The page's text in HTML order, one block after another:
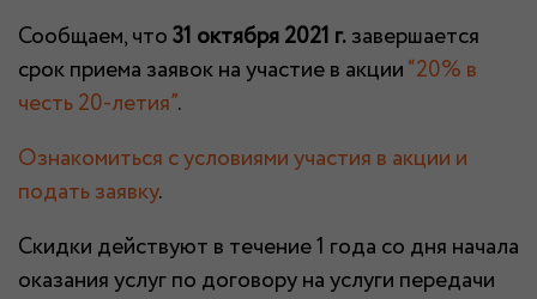
Сообщаем, что31 октября 2021 г.завершается
срок приема заявок на участие в акции“20% в
честь 20-летия”.
Ознакомиться с условиями участия в акции и
подать заявку.
Скидки действуют в течение 1 года со дня начала
оказания услуг по договору на услуги передачи